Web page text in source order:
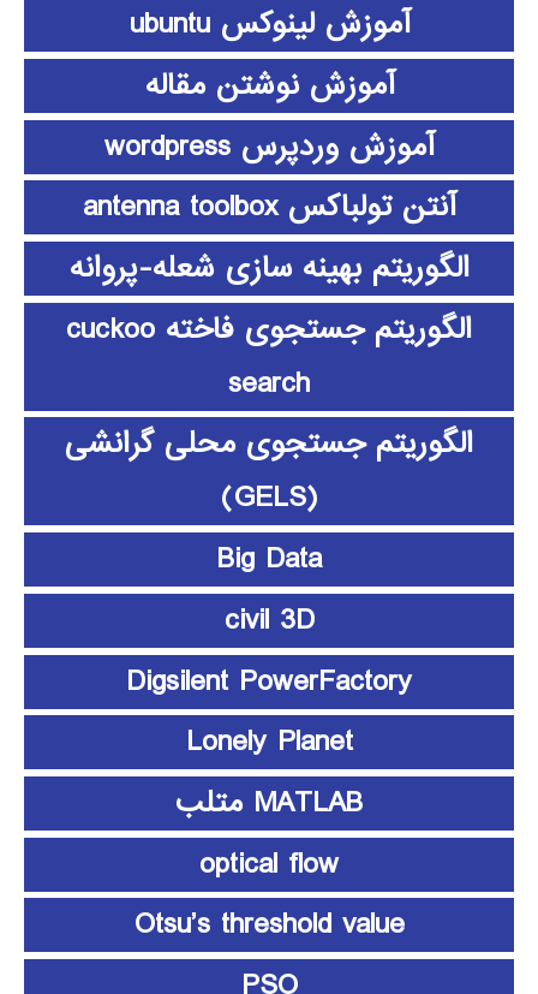
آموزش لینوکس ubuntu
آموزش نوشتن مقاله
آموزش وردپرس wordpress
آنتن تولباکس antenna toolbox
الگوریتم بهینه سازی شعله-پروانه
الگوریتم جستجوی فاخته cuckoo
search
الگوریتم جستجوی محلی گرانشی
(GELS)
Big Data
civil 3D
Digsilent PowerFactory
Lonely Planet
MATLAB متلب
optical flow
Otsu’s threshold value